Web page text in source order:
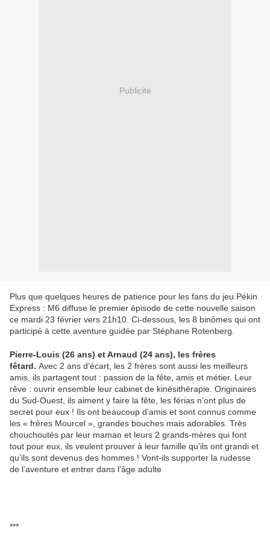
Publicité
Plus que quelques heures de patience pour les fans du jeu Pékin
Express : M6 diffuse le premier épisode de cette nouvelle saison
ce mardi 23 février vers 21h10. Ci-dessous, les 8 binômes qui ont
participé à cette aventure guidée par Stéphane Rotenberg.
Pierre-Louis (26 ans) et Arnaud (24 ans), les frères
fêtard. Avec 2 ans d’écart, les 2 frères sont aussi les meilleurs
amis, ils partagent tout : passion de la fête, amis et métier. Leur
rêve : ouvrir ensemble leur cabinet de kinésithérapie. Originaires
du Sud-Ouest, ils aiment y faire la fête, les férias n’ont plus de
secret pour eux ! Ils ont beaucoup d’amis et sont connus comme
les « frères Mourcel », grandes bouches mais adorables. Très
chouchoutés par leur maman et leurs 2 grands-mères qui font
tout pour eux, ils veulent prouver à leur famille qu’ils ont grandi et
qu’ils sont devenus des hommes ! Vont-ils supporter la rudesse
de l’aventure et entrer dans l’âge adulte
***